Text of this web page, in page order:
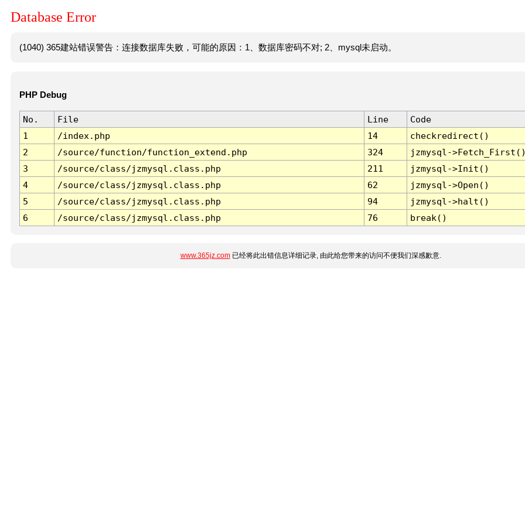
Database Error
(1040) 365建站错误警告：连接数据库失败，可能的原因：1、数据库密码不对; 2、mysql未启动。
PHP Debug
No. File Line
Code
1
/index.php 14
checkredirect()
2
/source/function/function_extend.php 324
jzmysql-
3
/source/class/jzmysql.class.php 211
jzmysql->Init()
4
/source/class/jzmysql.class.php 62
jzmysql->Open()
5
/source/class/jzmysql.class.php 94
jzmysql->halt()
6
/source/class/jzmysql.class.php 76 break()
www.365jz.com已经将此出错信息详细记录, 由此给您带来的访问不便我们深感歉意.